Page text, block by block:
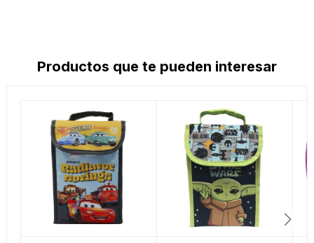
Productos que te pueden interesar